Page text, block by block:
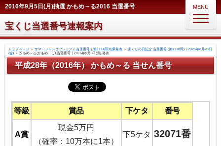
2016年9月5日(月)抽選 かもめ～る2016 当選番号
宝くじ当選番号速報案内
MENU
トップページ＞ サマージャンボプレミアム当選番号｜第1114回 結果発表 ＞宝くじの日記念 当選番号 (第1118回)｜2026年8月28日
(金)＞ かもめ～る(かもめーる) 当選番号｜2016年9月5日(月) 発表
平成28年（2016年） かもめ～る 当せん番号
等級 賞品 下ケタ 番号
A賞
現金5万円
（確率：10万本に1本）
下5ケタ 32071番